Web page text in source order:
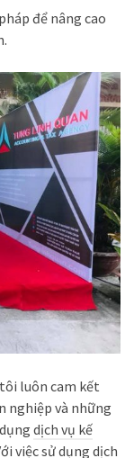
để nâng cao
luôn cam kết
nghiệp và những
dịch vụ kế
việc sử dụng dịch